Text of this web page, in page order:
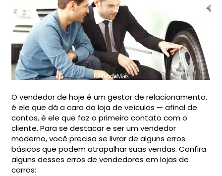
O vendedor de hoje é um gestor de relacionamento,
é ele que dá a cara da loja de veículos — afinal de
contas, é ele que faz o primeiro contato com o
cliente. Para se destacar e ser um vendedor
moderno, você precisa se livrar de alguns erros
básicos que podem atrapalhar suas vendas. Confira
alguns desses erros de vendedores em lojas de
carros: